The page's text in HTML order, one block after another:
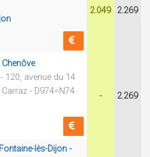
2.049 2.269
120, avenue du 14
- D974=N74
- 2.269
lès-Dijon -